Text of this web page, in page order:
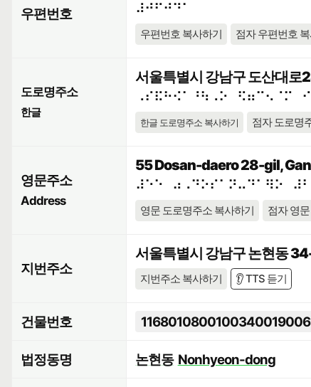
우편번호 ⠼⠚⠋⠚⠙⠁
우편번호 복사하기 점자 우편번호
도로명주소
한글
서울특별시 강남구 도산대로
한글 도로명주소 복사하기 점자 도로명
영문주소
Address
55 Dosan-daero 28-gil,
영문 도로명주소 복사하기 점자 영
지번주소
서울특별시 강남구 논현동
지번주소 복사하기 👂 TTS 듣기
건물번호
법정동명 논현동 Nonhyeon-dong